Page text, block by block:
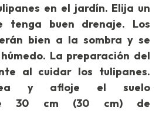
en el jardín. Elija un
tenga buen drenaje. Los
bien a la sombra y se
La preparación del
al cuidar los tulipanes.
y afloje el suelo
30 cm (30 cm) de